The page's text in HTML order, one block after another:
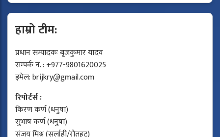
हाम्रो टीम:
प्रधान सम्पादकः बृजकुमार यादव
सम्पर्क नं. : +977-9801620025
इमेल:brijkry@gmail.com
रिपोर्टर्स :
किरण कर्ण (धनुषा)
सुभाष कर्ण (धनुषा)
संजय मिश्र (सर्लाही/रौतहट)